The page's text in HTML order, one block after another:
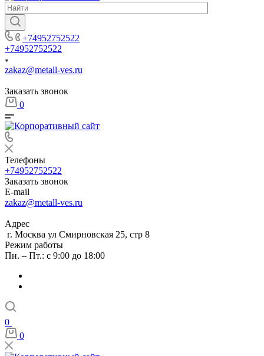
+74952752522
+74952752522
zakaz@metall-ves.ru
Заказать звонок
0
Телефоны
+74952752522
Заказать звонок
E-mail
zakaz@metall-ves.ru
Адрес
г. Москва ул Смирновская 25, стр 8
Режим работы
Пн. – Пт.: с 9:00 до 18:00
0
0